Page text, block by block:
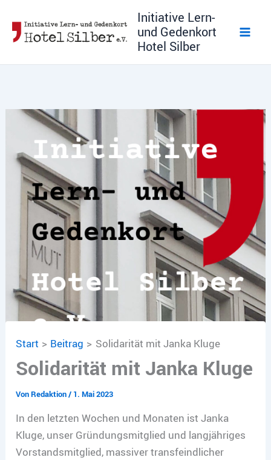
Inhalt
springen
Initiative Lern-
und Gedenkort
Hotel Silber
Start Beitrag Solidarität mit Janka Kluge
Solidarität mit Janka Kluge
VonRedaktion/ 1. Mai 2023
In den letzten Wochen und Monaten ist Janka
Kluge, unser Gründungsmitglied und langjähriges
Vorstandsmitglied, massiver transfeindlicher